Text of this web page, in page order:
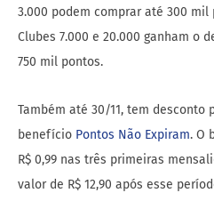
3.000 podem comprar até 300
Clubes 7.000 e 20.000 ganham o
750 mil pontos.
Também até 30/11, tem desconto
benefício Pontos Não Expiram. O
R$ 0,99 nas três primeiras
valor de R$ 12,90 após esse